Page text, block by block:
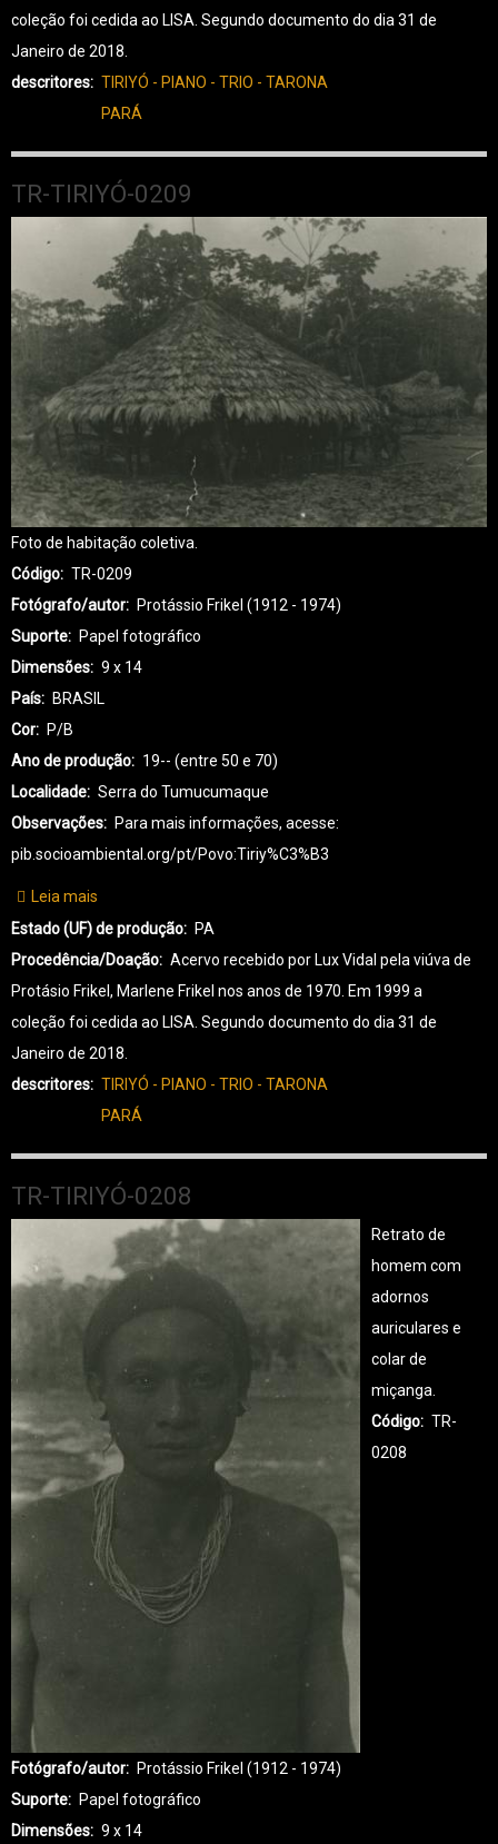
coleção foi cedida ao LISA. Segundo documento do dia 31 de
Janeiro de 2018.
descritores
TIRIYÓ - PIANO - TRIO - TARONA
PARÁ
TR-TIRIYÓ-0209
Foto de habitação coletiva.
Código
TR-0209
Fotógrafo/autor
Protássio Frikel (1912 - 1974)
Suporte
Papel fotográfico
Dimensões
9 x 14
País
BRASIL
Cor
P/B
Ano de produção
19-- (entre 50 e 70)
Localidade
Serra do Tumucumaque
Observações
Para mais informações, acesse:
pib.socioambiental.org/pt/Povo:Tiriy%C3%B3
Leia mais
TR-
TIRIYÓ-0209
Estado (UF) de produção
PA
Procedência/Doação
Acervo recebido por Lux Vidal pela viúva de
Protásio Frikel, Marlene Frikel nos anos de 1970. Em 1999 a
coleção foi cedida ao LISA. Segundo documento do dia 31 de
Janeiro de 2018.
descritores
TIRIYÓ - PIANO - TRIO - TARONA
PARÁ
TR-TIRIYÓ-0208
Retrato de
homem com
adornos
auriculares e
colar de
miçanga.
Código
TR-
0208
Fotógrafo/autor
Protássio Frikel (1912 - 1974)
Suporte
Papel fotográfico
Dimensões
9 x 14